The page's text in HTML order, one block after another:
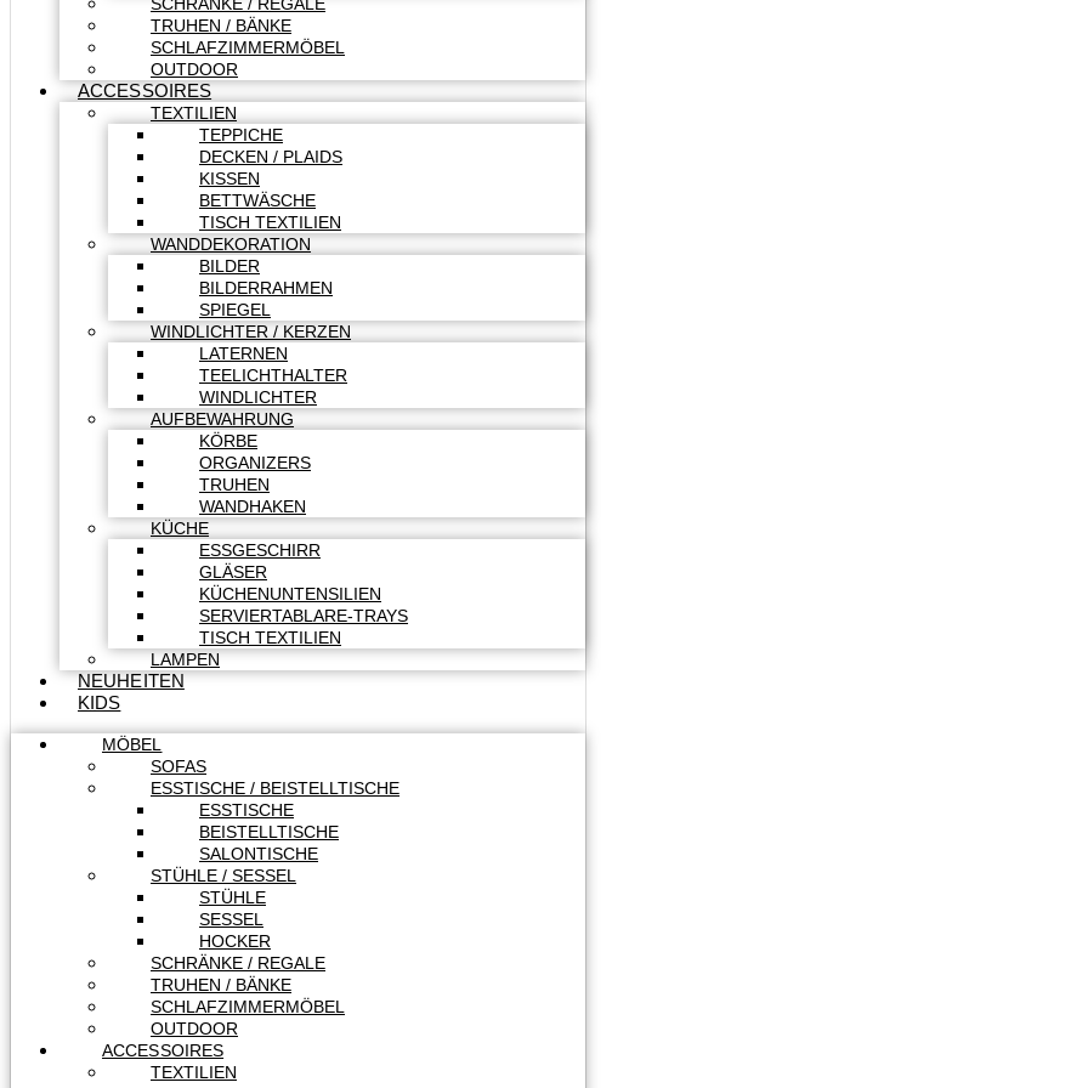
TRUHEN / BÄNKE
SCHLAFZIMMERMÖBEL
OUTDOOR
ACCESSOIRES
TEXTILIEN
TEPPICHE
DECKEN / PLAIDS
KISSEN
BETTWÄSCHE
TISCH TEXTILIEN
WANDDEKORATION
BILDER
BILDERRAHMEN
SPIEGEL
WINDLICHTER / KERZEN
LATERNEN
TEELICHTHALTER
WINDLICHTER
AUFBEWAHRUNG
KÖRBE
ORGANIZERS
TRUHEN
WANDHAKEN
KÜCHE
ESSGESCHIRR
GLÄSER
KÜCHENUNTENSILIEN
SERVIERTABLARE-TRAYS
TISCH TEXTILIEN
LAMPEN
NEUHEITEN
KIDS
MÖBEL
SOFAS
ESSTISCHE / BEISTELLTISCHE
ESSTISCHE
BEISTELLTISCHE
SALONTISCHE
STÜHLE / SESSEL
STÜHLE
SESSEL
HOCKER
SCHRÄNKE / REGALE
TRUHEN / BÄNKE
SCHLAFZIMMERMÖBEL
OUTDOOR
ACCESSOIRES
TEXTILIEN